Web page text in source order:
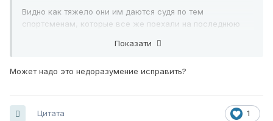
Куда всё девается по пути? Или всё-таки в команде?
Видно как тяжело они им даются судя по тем
спортсменам, которые все же поехали на последнюю
результатов нет (((
Показати
Может надо это недоразумение исправить?
1
Цитата